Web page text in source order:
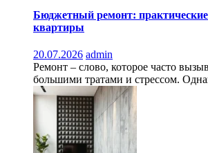
Бюджетный ремонт:
квартиры
20.07.2026 admin
Ремонт – слово, которое часто
большими тратами и стрессом.